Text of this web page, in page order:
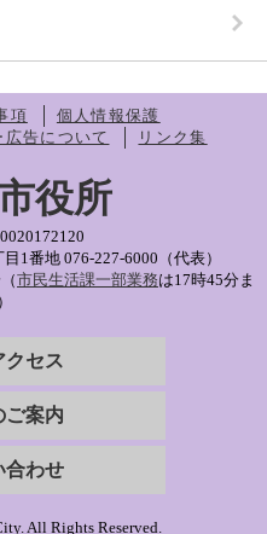
項
個人情報保護
広告について リンク集
役所
目1番地 076-227-6000（代表）
市民生活課一部業務は17時45分ま
クセス
ご案内
合わせ
All Rights Reserved.